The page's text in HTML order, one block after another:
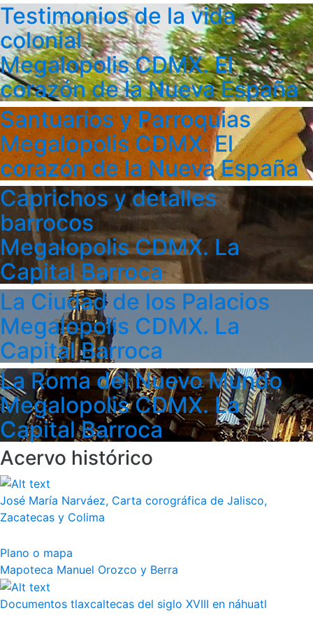
Testimonios de la vida
colonial
Megalopolis CDMX. El
corazón de la Nueva España
Santuarios y Parroquias
Megalopolis CDMX. El
corazón de la Nueva España
Caprichos y detalles
barrocos
Megalopolis CDMX. La
Capital Barroca
La Ciudad de los Palacios
Megalopolis CDMX. La
Capital Barroca
La Roma del Nuevo Mundo
Megalopolis CDMX. La
Capital Barroca
Acervo histórico
José María Narváez, Carta corográfica de Jalisco,
Zacatecas y Colima
Plano o mapa
Mapoteca Manuel Orozco y Berra
Documentos tlaxcaltecas del siglo XVIII en náhuatl